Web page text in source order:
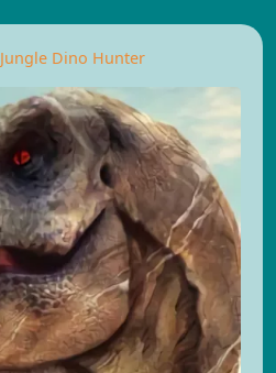
Jungle Dino Hunter